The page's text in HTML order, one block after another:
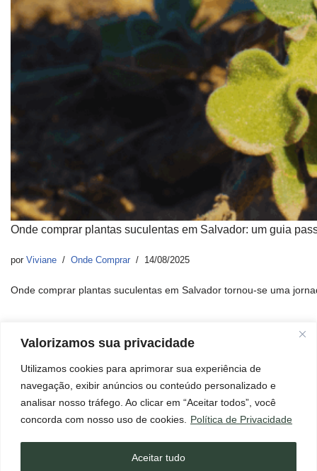
Valorizamos sua privacidade
Utilizamos cookies para aprimorar sua experiência de
navegação, exibir anúncios ou conteúdo personalizado e
analisar nosso tráfego. Ao clicar em “Aceitar todos”, você
concorda com nosso uso de cookies.
Política de Privacidade
Aceitar tudo
Onde comprar plantas suculentas em Salvador: um guia
por Viviane Onde Comprar 14/08/2025
Onde comprar plantas suculentas em Salvador tornou-se uma
Aviso Legal Contato
Política de Cookies
Política de Privacidade
Termos e Condições
Página de Transparência
você clicar em um desses links e realizar uma compra, posso
Mensagem importante para você!